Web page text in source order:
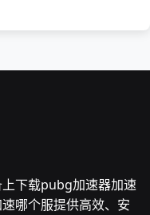
下载pubg加速器加速
哪个服提供高效、安